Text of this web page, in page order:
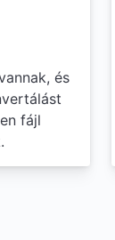
és
fájl